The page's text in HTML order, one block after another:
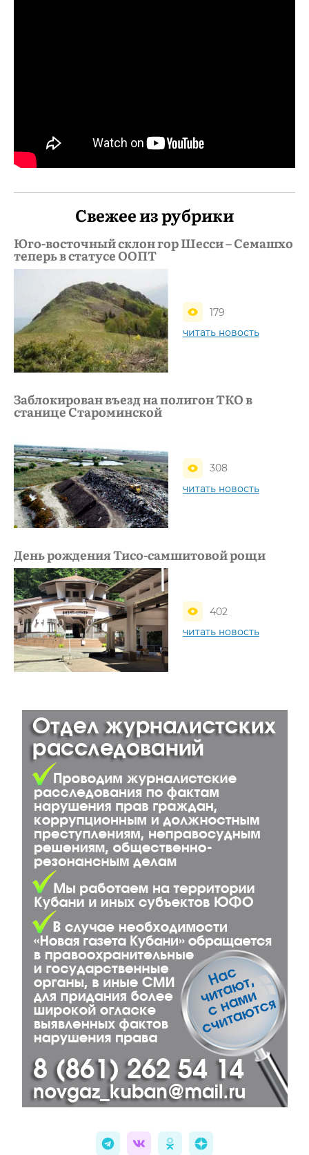
Свежее из рубрики
Юго-восточный склон гор Шесси – Семашхо
теперь в статусе ООПТ
179
читать новость
Заблокирован въезд на полигон ТКО в
станице Староминской
308
читать новость
День рождения Тисо-самшитовой рощи
402
читать новость